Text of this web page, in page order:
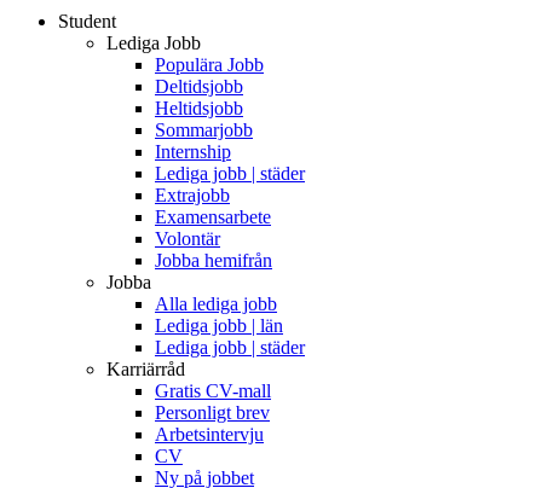
Student
Lediga Jobb
Populära Jobb
Deltidsjobb
Heltidsjobb
Sommarjobb
Internship
Lediga jobb | städer
Extrajobb
Examensarbete
Volontär
Jobba hemifrån
Jobba
Alla lediga jobb
Lediga jobb | län
Lediga jobb | städer
Karriärråd
Gratis CV-mall
Personligt brev
Arbetsintervju
CV
Ny på jobbet